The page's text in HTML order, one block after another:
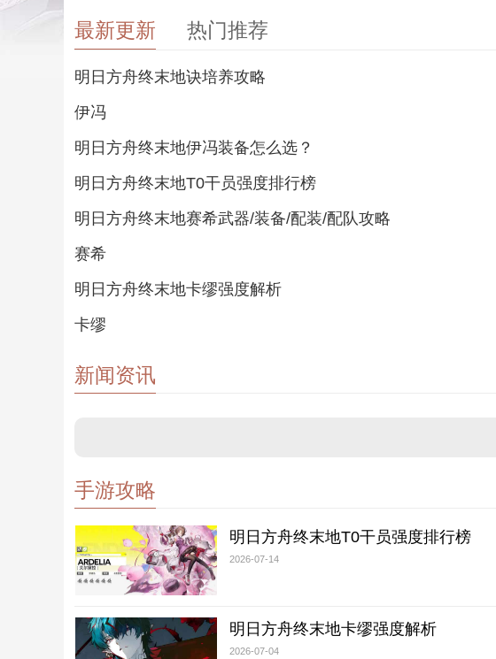
最新更新 热门推荐
明日方舟终末地诀培养攻略
伊冯
明日方舟终末地伊冯装备怎么选？
明日方舟终末地T0干员强度排行榜
明日方舟终末地赛希武器/装备/配装/配队攻略
赛希
明日方舟终末地卡缪强度解析
卡缪
新闻资讯
手游攻略
明日方舟终末地T0干员强度排行榜
2026-07-14
明日方舟终末地卡缪强度解析
2026-07-04